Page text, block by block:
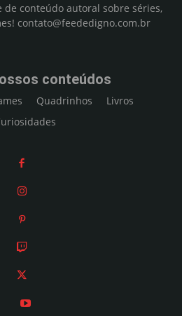
de conteúdo autoral sobre séries,
contato@feededigno.com.br
conteúdos
Quadrinhos
Livros